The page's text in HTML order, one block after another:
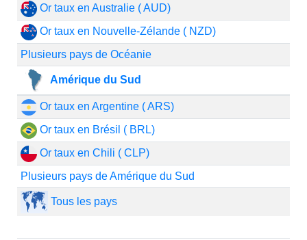
Or taux en Australie ( AUD)
Or taux en Nouvelle-Zélande ( NZD)
Plusieurs pays de Océanie
Amérique du Sud
Or taux en Argentine ( ARS)
Or taux en Brésil ( BRL)
Or taux en Chili ( CLP)
Plusieurs pays de Amérique du Sud
Tous les pays